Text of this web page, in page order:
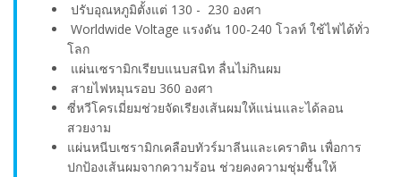
ปรับอุณหภูมิตั้งแต่ 130 - 230 องศา​
Worldwide Voltage แรงดัน 100-240 โวลท์ ใช้ไฟได้ทั่ว
โลก​
แผ่นเซรามิกเรียบแนบสนิท ลื่นไม่กินผม​
สายไฟหมุนรอบ 360 องศา
ซี่หวีโครเมี่ยมช่วยจัดเรียงเส้นผมให้แน่นและได้ลอน
สวยงาม
​แผ่นหนีบเซรามิกเคลือบทัวร์มาลีนและเคราติน เพื่อการ
ปกป้องเส้นผมจากความร้อน ช่วยคงความชุ่มชื้นให้